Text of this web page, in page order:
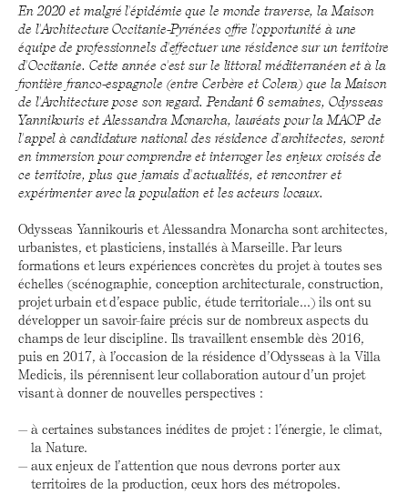
En 2020 et malgré l'épidémie que le monde traverse, la Maison
de l'Architecture Occitanie-Pyrénées offre l'opportunité à une
équipe de professionnels d'effectuer une résidence sur un territoire
d'Occitanie. Cette année c'est sur le littoral méditerranéen et à la
frontière franco-espagnole (entre Cerbère et Colera) que la Maison
de l'Architecture pose son regard. Pendant 6 semaines, Odysseas
Yannikouris et Alessandra Monarcha, lauréats pour la MAOP de
l'appel à candidature national des résidence d'architectes, seront
en immersion pour comprendre et interroger les enjeux croisés de
ce territoire, plus que jamais d'actualités, et rencontrer et
expérimenter avec la population et les acteurs locaux.
Odysseas Yannikouris et Alessandra Monarcha sont architectes,
urbanistes, et plasticiens, installés à Marseille. Par leurs
formations et leurs expériences concrètes du projet à toutes ses
échelles (scénographie, conception architecturale, construction,
projet urbain et d’espace public, étude territoriale...) ils ont su
développer un savoir-faire précis sur de nombreux aspects du
champs de leur discipline. Ils travaillent ensemble dès 2016,
puis en 2017, à l’occasion de la résidence d’Odysseas à la Villa
Medicis, ils pérennisent leur collaboration autour d’un projet
visant à donner de nouvelles perspectives :
à certaines substances inédites de projet : l’énergie, le climat,
la Nature.
aux enjeux de l’attention que nous devrons porter aux
territoires de la production, ceux hors des métropoles.